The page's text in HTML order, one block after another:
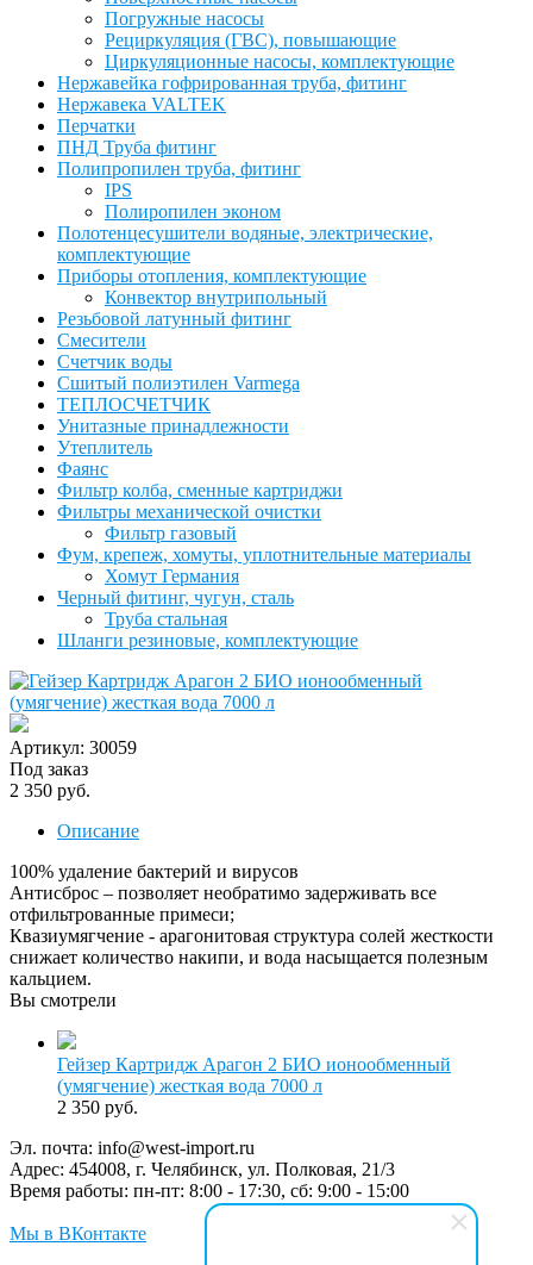
Погружные насосы
Рециркуляция (ГВС), повышающие
Циркуляционные насосы, комплектующие
Нержавейка гофрированная труба, фитинг
Нержавека VALTEK
Перчатки
ПНД Труба фитинг
Полипропилен труба, фитинг
IPS
Полиропилен эконом
Полотенцесушители водяные, электрические,
комплектующие
Приборы отопления, комплектующие
Конвектор внутрипольный
Резьбовой латунный фитинг
Смесители
Счетчик воды
Сшитый полиэтилен Varmega
ТЕПЛОСЧЕТЧИК
Унитазные принадлежности
Утеплитель
Фаянс
Фильтр колба, сменные картриджи
Фильтры механической очистки
Фильтр газовый
Фум, крепеж, хомуты, уплотнительные материалы
Хомут Германия
Черный фитинг, чугун, сталь
Труба стальная
Шланги резиновые, комплектующие
Артикул: 30059
Под заказ
2 350 руб.
Описание
100% удаление бактерий и вирусов
Антисброс – позволяет необратимо задерживать все
отфильтрованные примеси;
Квазиумягчение - арагонитовая структура солей жесткости
снижает количество накипи, и вода насыщается полезным
кальцием.
Вы смотрели
Гейзер Картридж Арагон 2 БИО ионообменный
(умягчение) жесткая вода 7000 л
2 350 руб.
Эл. почта: info@west-import.ru
Адрес: 454008, г. Челябинск, ул. Полковая, 21/3
Время работы: пн-пт: 8:00 - 17:30, сб: 9:00 - 15:00
Мы в ВКонтакте